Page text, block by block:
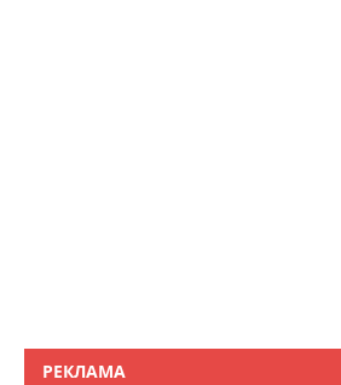
РЕКЛАМА